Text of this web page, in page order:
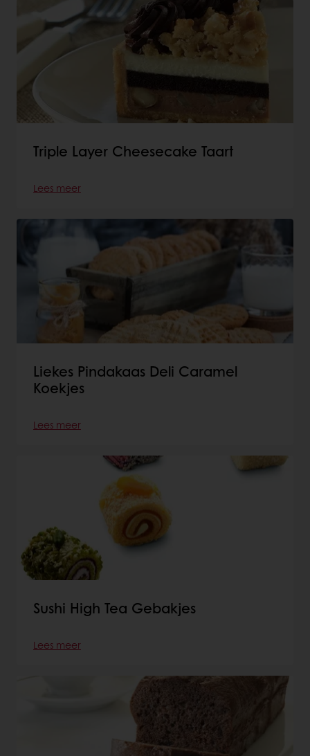
Triple Layer Cheesecake Taart
Lees meer
Liekes Pindakaas Deli Caramel
Koekjes
Lees meer
Sushi High Tea Gebakjes
Lees meer